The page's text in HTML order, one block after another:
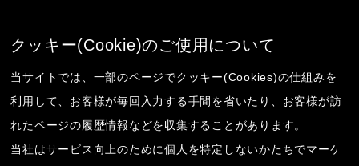
クッキー(Cookie)のご使用について
当サイトでは、一部のページでクッキー(Cookies)の仕組みを
利用して、お客様が毎回入力する手間を省いたり、お客様が訪
れたページの履歴情報などを収集することがあります。
当社はサービス向上のために個人を特定しないかたちでマーケ